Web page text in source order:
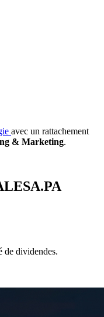
avec un rattachement
& Marketing.
de dividendes.